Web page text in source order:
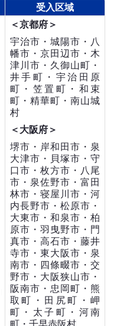
受入区域
＜京都府＞
宇治市・城陽市・八
幡市・京田辺市・木
津川市・久御山町・
井手町・宇治田原
町・笠置町・和束
町・精華町・南山城
村
＜大阪府＞
堺市・岸和田市・泉
大津市・貝塚市・守
口市・枚方市・八尾
市・泉佐野市・富田
林市・寝屋川市・河
内長野市・松原市・
大東市・和泉市・柏
原市・羽曳野市・門
真市・高石市・藤井
寺市・東大阪市・泉
南市・四條畷市・交
野市・大阪狭山市・
阪南市・忠岡町・熊
取町・田尻町・岬
町・太子町・河南